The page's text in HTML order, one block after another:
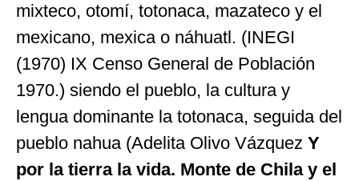
mixteco, otomí, totonaca, mazateco y el
mexicano, mexica o náhuatl. (INEGI
(1970) IX Censo General de Población
1970.) siendo el pueblo, la cultura y
lengua dominante la totonaca, seguida del
pueblo nahua (Adelita Olivo Vázquez Y
por la tierra la vida. Monte de Chila y el